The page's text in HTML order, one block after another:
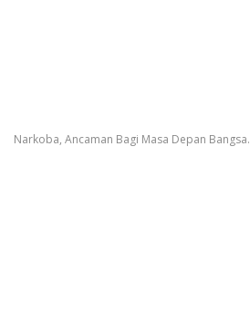
Narkoba, Ancaman Bagi Masa Depan Bangsa.